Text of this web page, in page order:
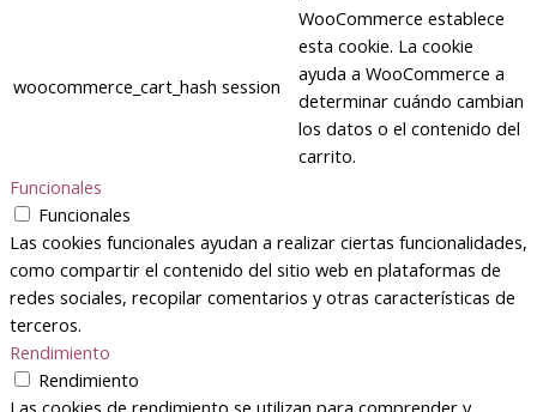
woocommerce_cart_hash session
WooCommerce establece
esta cookie. La cookie
ayuda a WooCommerce a
determinar cuándo cambian
los datos o el contenido del
carrito.
Funcionales
Funcionales
Las cookies funcionales ayudan a realizar ciertas funcionalidades,
como compartir el contenido del sitio web en plataformas de
redes sociales, recopilar comentarios y otras características de
terceros.
Rendimiento
Rendimiento